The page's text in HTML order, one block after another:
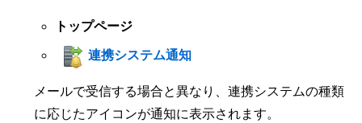
トップページ
連携システム通知
メールで受信する場合と異なり、連携システムの種類
に応じたアイコンが通知に表示されます。